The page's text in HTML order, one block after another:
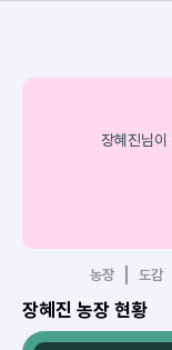
장혜진님이
농장 도감
장혜진 농장 현황